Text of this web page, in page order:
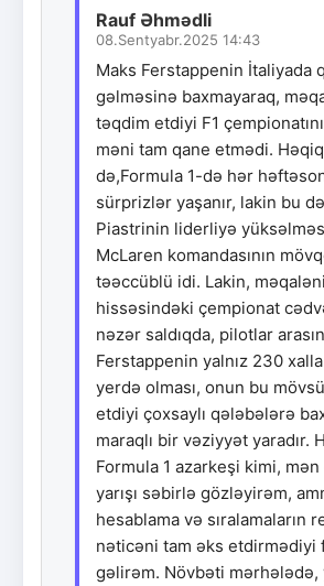
Rauf Əhmədli
08.Sentyabr.2025 14:43
Maks Ferstappenin İtaliyada
gəlməsinə baxmayaraq,
təqdim etdiyi F1
məni tam qane etmədi.
də,Formula 1-də hər
sürprizlər yaşanır, lakin bu
Piastrinin liderliyə
McLaren komandasının
təəccüblü idi. Lakin,
hissəsindəki çempionat
nəzər saldıqda, pilotlar
Ferstappenin yalnız 230
yerdə olması, onun bu
etdiyi çoxsaylı qələbələrə
maraqlı bir vəziyyət yaradır.
Formula 1 azarkeşi kimi,
yarışı səbirlə gözləyirəm,
hesablama və sıralamaların
nəticəni tam əks etdirmədiyi
gəlirəm. Növbəti mərhələdə,